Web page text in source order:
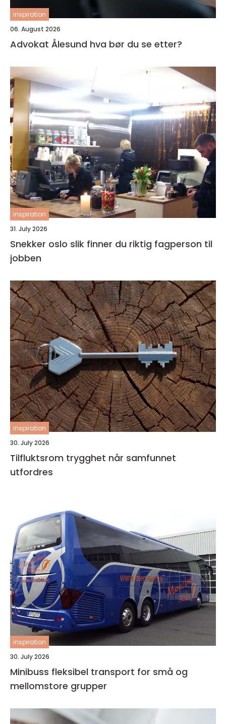
inspiration
06. August 2026
Advokat Ålesund hva bør du se etter?
inspiration
31. July 2026
Snekker oslo slik finner du riktig fagperson til
jobben
inspiration
30. July 2026
Tilfluktsrom trygghet når samfunnet
utfordres
inspiration
30. July 2026
Minibuss fleksibel transport for små og
mellomstore grupper